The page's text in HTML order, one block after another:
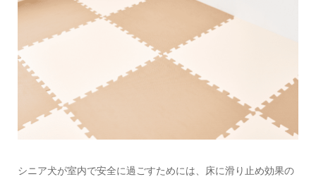
シニア犬が室内で安全に過ごすためには、床に滑り止め効果の